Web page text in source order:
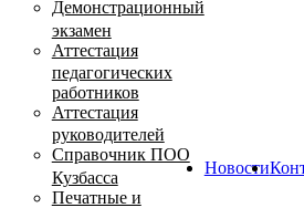
Демонстрационный
экзамен
Аттестация
педагогических
работников
Аттестация
руководителей
Справочник ПОО
Кузбасса
Печатные и
Новости